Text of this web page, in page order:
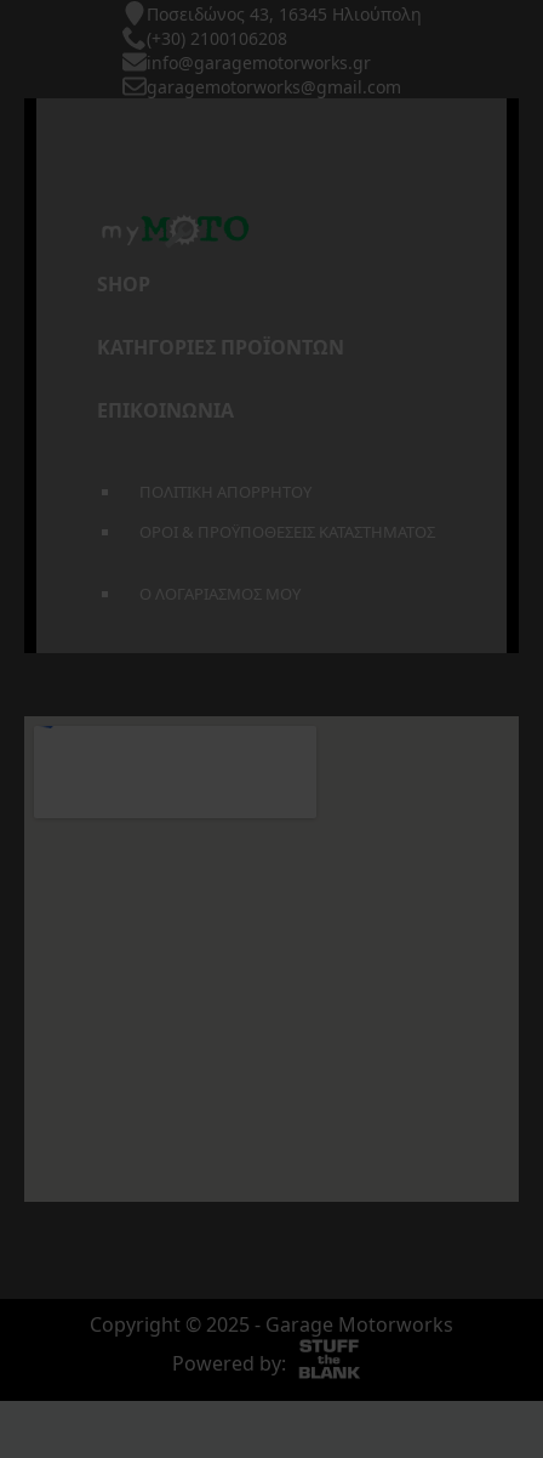
Ποσειδώνος 43, 16345 Ηλιούπολη
(+30) 2100106208
info@garagemotorworks.gr
garagemotorworks@gmail.com
SHOP
ΚΑΤΗΓΟΡΙΕΣ ΠΡΟΪΟΝΤΩΝ
ΕΠΙΚΟΙΝΩΝΙΑ
ΠΟΛΙΤΙΚΗ ΑΠΟΡΡΗΤΟΥ
ΟΡΟΙ & ΠΡΟΫΠΟΘΕΣΕΙΣ ΚΑΤΑΣΤΗΜΑΤΟΣ
Ο ΛΟΓΑΡΙΑΣΜΟΣ ΜΟΥ
Copyright © 2025 - Garage Motorworks
Powered by: